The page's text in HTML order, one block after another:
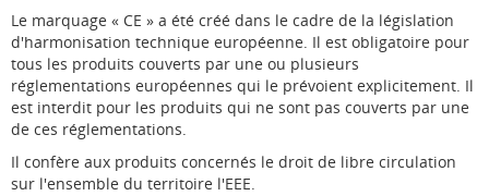
Le marquage « CE » a été créé dans le cadre de la législation
d'harmonisation technique européenne. Il est obligatoire pour
tous les produits couverts par une ou plusieurs
réglementations européennes qui le prévoient explicitement. Il
est interdit pour les produits qui ne sont pas couverts par une
de ces réglementations.
Il confère aux produits concernés le droit de libre circulation
sur l'ensemble du territoire l'EEE.